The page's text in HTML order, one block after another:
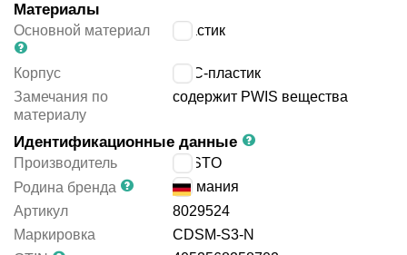
Материалы
Основной материал пластик
Корпус
АБС-пластик
Замечания по
материалу
содержит PWIS вещества
Идентификационные данные
Производитель
FESTO
Родина бренда
Германия
Артикул
8029524
Маркировка
CDSM-S3-N